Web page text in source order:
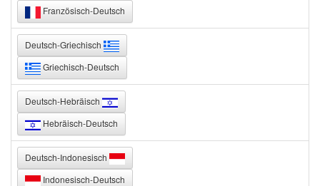
Französisch-Deutsch
Deutsch-Griechisch
Griechisch-Deutsch
Deutsch-Hebräisch
Hebräisch-Deutsch
Deutsch-Indonesisch
Indonesisch-Deutsch